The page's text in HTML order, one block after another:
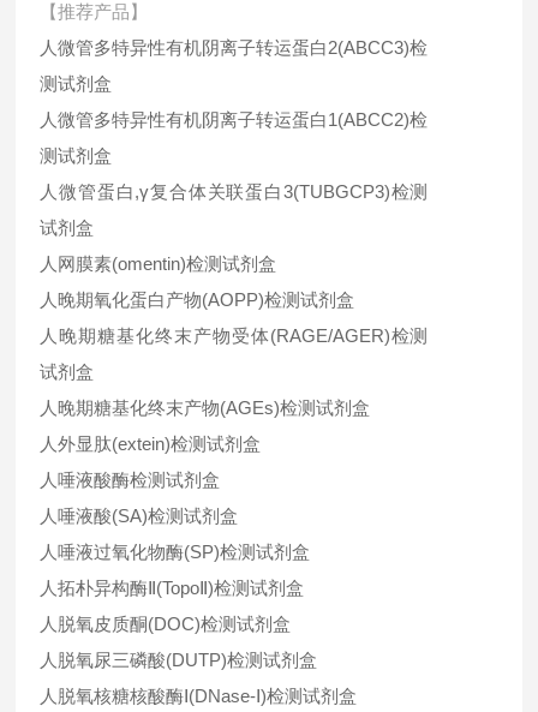
【推荐产品】
人微管多特异性有机阴离子转运蛋白2(ABCC3)检
测试剂盒
人微管多特异性有机阴离子转运蛋白1(ABCC2)检
测试剂盒
人微管蛋白,γ复合体关联蛋白3(TUBGCP3)检测
试剂盒
人网膜素(omentin)检测试剂盒
人晚期氧化蛋白产物(AOPP)检测试剂盒
人晚期糖基化终末产物受体(RAGE/AGER)检测
试剂盒
人晚期糖基化终末产物(AGEs)检测试剂盒
人外显肽(extein)检测试剂盒
人唾液酸酶检测试剂盒
人唾液酸(SA)检测试剂盒
人唾液过氧化物酶(SP)检测试剂盒
人拓朴异构酶Ⅱ(TopoⅡ)检测试剂盒
人脱氧皮质酮(DOC)检测试剂盒
人脱氧尿三磷酸(DUTP)检测试剂盒
人脱氧核糖核酸酶Ⅰ(DNase-Ⅰ)检测试剂盒